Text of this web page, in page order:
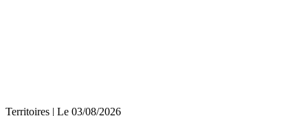
Territoires | Le 03/08/2026